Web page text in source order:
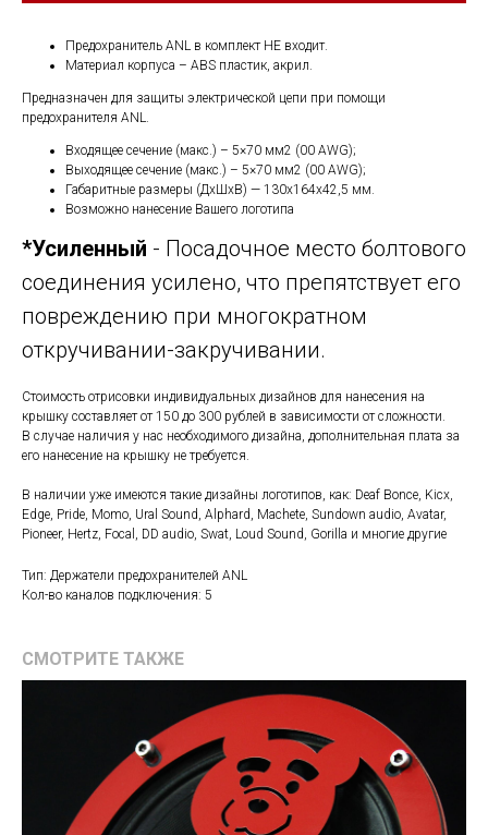
Предохранитель ANL в комплект НЕ входит.
Материал корпуса – ABS пластик, акрил.
Предназначен для защиты электрической цепи при помощи
предохранителя ANL.
Входящее сечение (макс.) – 5×70 мм2 (00 AWG);
Выходящее сечение (макс.) – 5×70 мм2 (00 AWG);
Габаритные размеры (ДхШхВ) — 130х164х42,5 мм.
Возможно нанесение Вашего логотипа
*Усиленный - Посадочное место болтового
соединения усилено, что препятствует его
повреждению при многократном
откручивании-закручивании.
Стоимость отрисовки индивидуальных дизайнов для нанесения на
крышку составляет от 150 до 300 рублей в зависимости от сложности.
В случае наличия у нас необходимого дизайна, дополнительная плата за
его нанесение на крышку не требуется.
В наличии уже имеются такие дизайны логотипов, как: Deaf Bonce, Kicx,
Edge, Pride, Momo, Ural Sound, Alphard, Machete, Sundown audio, Avatar,
Pioneer, Hertz, Focal, DD audio, Swat, Loud Sound, Gorilla и многие другие
Тип: Держатели предохранителей ANL
Кол-во каналов подключения: 5
СМОТРИТЕ ТАКЖЕ